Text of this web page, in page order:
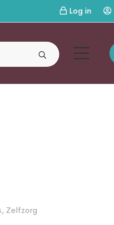
Log in
, Zelfzorg